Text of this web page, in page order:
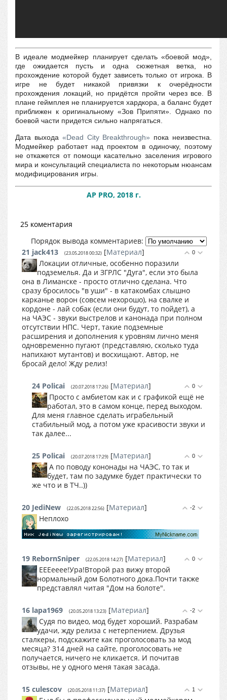
В идеале модмейкер планирует сделать «боевой мод»,
где ожидается пусть и одна сюжетная ветка, но
прохождение которой будет зависеть только от игрока. В
игре не будет никакой привязки к очерёдности
прохождения локаций, но придётся пройти через все. В
плане геймплея не планируется хардкора, а баланс будет
приближен к оригинальному «Зов Припяти». Однако по
боевой части придется сильно напрягаться.
Дата выхода «Dead City Breakthrough» пока неизвестна.
Модмейкер работает над проектом в одиночку, поэтому
не откажется от помощи касательно заселения игрового
мира и консультаций специалиста по некоторым нюансам
модифицирования игры.
AP PRO, 2018 г.
25 коментария
Порядок вывода комментариев:
0
21 jack413 (23.05.2018 00:32) [Материал]
Локации отличные, особенно поразили
подземелья. Да и ЗГРЛС "Дуга", если это была
она в Лиманске - просто отлично сделана. Что
сразу бросилось "в уши" - в катакомбах слышно
карканье ворон (совсем нехорошо), на свалке и
кордоне - лай собак (если они будут, то пойдет), а
на ЧАЭС - звуки выстрелов и канонада при полном
отсутствии НПС. Черт, такие подземные
расширения и дополнения к уровням лично меня
одновременно пугают (представляю, сколько туда
напихают мутантов) и восхищают. Автор, не
бросай дело! Жду релиз!
0
24 Policai (20.07.2018 17:26) [Материал]
Просто с амбиетом как и с графикой ещё не
работал, это в самом конце, перед выходом.
Для меня главное сделать играбельный
стабильный мод, а потом уже красивости звуки и
так далее...
0
25 Policai (20.07.2018 17:29) [Материал]
А по поводу кононады на ЧАЭС, то так и
будет, там по задумке будет практически то
же что и в ТЧ..))
-2
20 JediNew (22.05.2018 22:56) [Материал]
Неплохо
0
19 RebornSniper (22.05.2018 14:27) [Материал]
ЕЕЕееее!Ура!Второй раз вижу второй
нормальный дом Болотного дока.Почти также
представлял читая "Дом на болоте".
-2
16 lapa1969 (20.05.2018 13:23) [Материал]
Судя по видео, мод будет хороший. Разрабам
удачи, жду релиза с нетерпением. Друзья
сталкеры, подскажите как проголосовать за мод
месяца? 314 дней на сайте, проголосовать не
получается, ничего не кликается. И почитав
отзывы, не у одного меня такая засада.
1
15 culescov (20.05.2018 11:37) [Материал]